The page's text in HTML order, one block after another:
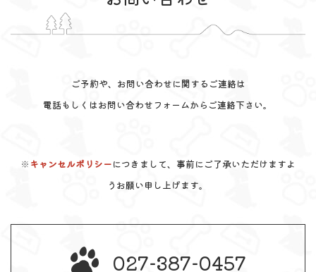
ご予約や、お問い合わせに関するご連絡は
電話もしくはお問い合わせフォームからご連絡下さい。
※ キャンセルポリシーにつきまして、事前にご了承いただけますよ
うお願い申し上げます。
027-387-0457